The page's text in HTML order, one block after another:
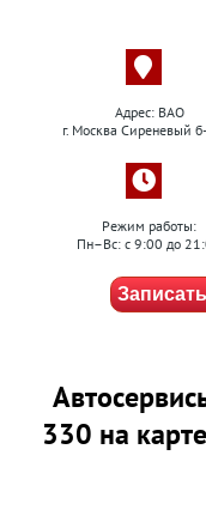
Адрес: ВАО
г. Москва Сиреневый
Режим работы:
Пн–Вс: с 9:00 до
330 на